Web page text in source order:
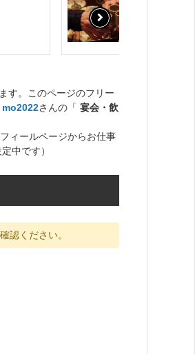
す。このページのフリー
mo2022さんの「 宴会・飲
ィールページからお仕事
中です）
認ください。